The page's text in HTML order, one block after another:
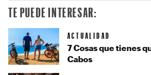
TE PUEDE INTERESAR:
ACTUALIDAD
7 Cosas que tienes
Cabos